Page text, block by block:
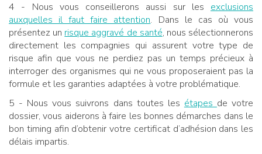
4 - Nous vous conseillerons aussi sur les exclusions
auxquelles il faut faire attention. Dans le cas où vous
présentez unrisque aggravé de santé, nous sélectionnerons
directement les compagnies qui assurent votre type de
risque afin que vous ne perdiez pas un temps précieux à
interroger des organismes qui ne vous proposeraient pas la
formule et les garanties adaptées à votre problématique.
5 - Nous vous suivrons dans toutes lesétapesde votre
dossier, vous aiderons à faire les bonnes démarches dans le
bon timing afin d’obtenir votre certificat d’adhésion dans les
délais impartis.